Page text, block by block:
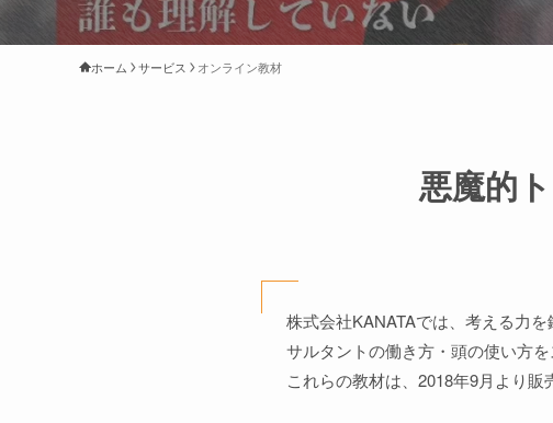
ホーム サービス オンライン教材
悪魔的
株式会社KANATAでは、考える力
サルタントの働き方・頭の使い方
これらの教材は、2018年9月より販